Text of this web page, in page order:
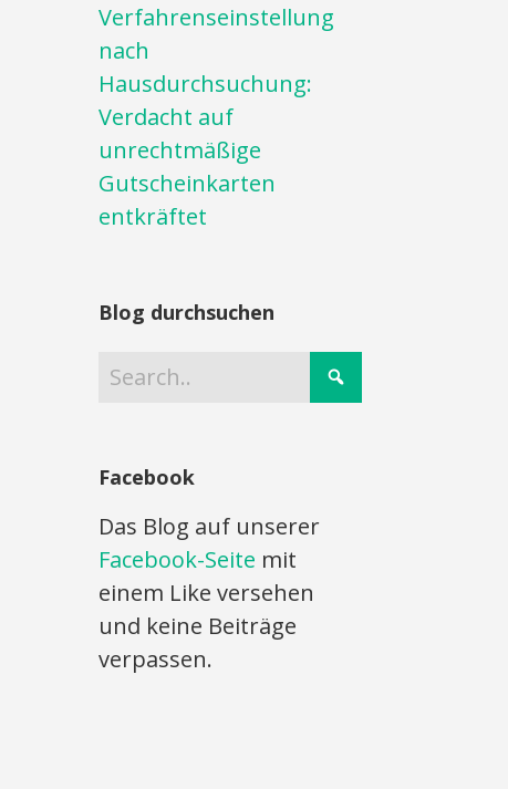
Verfahrenseinstellung
nach
Hausdurchsuchung:
Verdacht auf
unrechtmäßige
Gutscheinkarten
entkräftet
Blog durchsuchen
Facebook
Das Blog auf unserer
Facebook-Seite mit
einem Like versehen
und keine Beiträge
verpassen.